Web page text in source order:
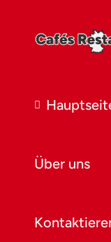
Über uns